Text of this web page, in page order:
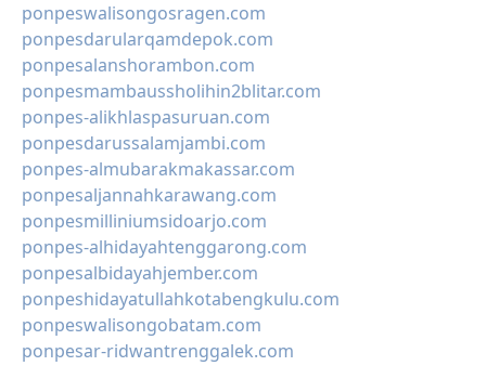
ponpeswalisongosragen.com
ponpesdarularqamdepok.com
ponpesalanshorambon.com
ponpesmambaussholihin2blitar.com
ponpes-alikhlaspasuruan.com
ponpesdarussalamjambi.com
ponpes-almubarakmakassar.com
ponpesaljannahkarawang.com
ponpesmilliniumsidoarjo.com
ponpes-alhidayahtenggarong.com
ponpesalbidayahjember.com
ponpeshidayatullahkotabengkulu.com
ponpeswalisongobatam.com
ponpesar-ridwantrenggalek.com